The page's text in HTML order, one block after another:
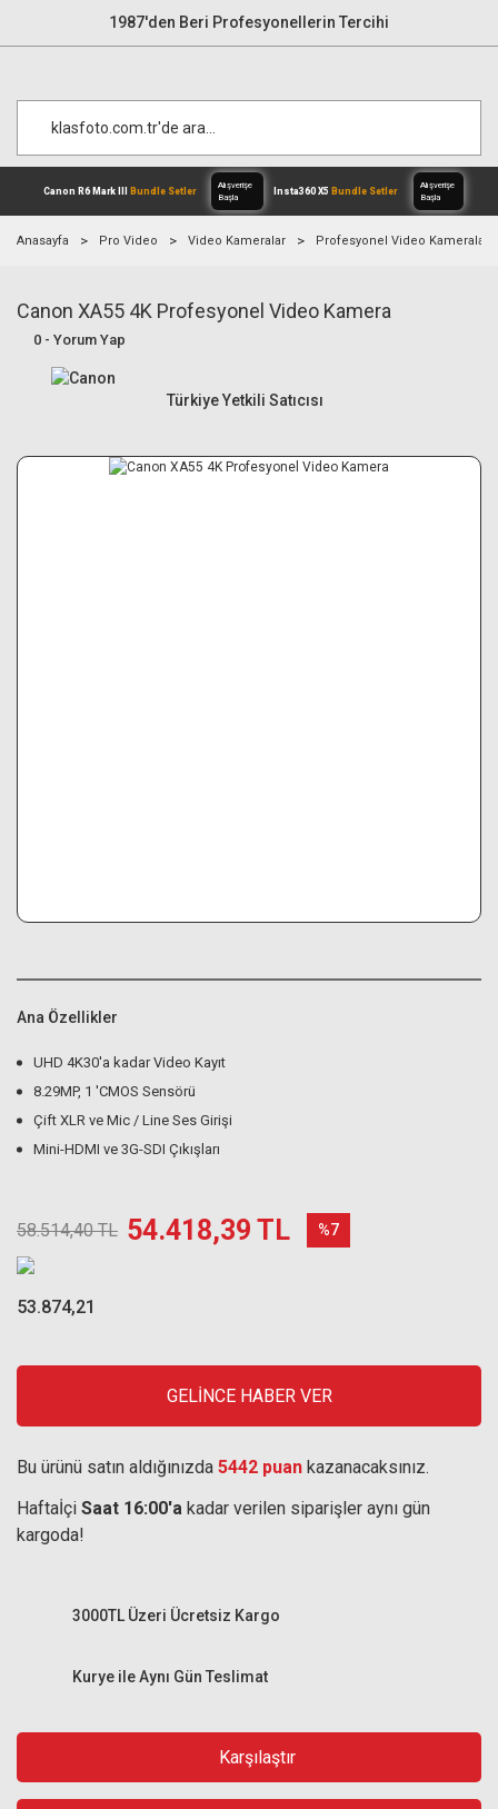
1987'den Beri Profesyonellerin Tercihi
Canon R6 Mark IIIBundle Setler
Alışverişe
Anasayfa Pro Video Video Kameralar Profesyonel Video Kameralar
Canon XA55 4K Profesyonel Video Kamera
0 - Yorum Yap
Türkiye Yetkili Satıcısı
Ana Özellikler
UHD 4K30'a kadar Video Kayıt
8.29MP, 1 'CMOS Sensörü
Çift XLR ve Mic / Line Ses Girişi
Mini-HDMI ve 3G-SDI Çıkışları
58.514,40 TL 54.418,39 TL %7
53.874,21
GELİNCE HABER VER
Bu ürünü satın aldığınızda 5442 puan kazanacaksınız.
Haftaİçi Saat 16:00'a kadar verilen siparişler aynı gün
kargoda!
Kurye ile Aynı Gün Teslimat
3000TL Üzeri Ücretsiz Kargo
Karşılaştır